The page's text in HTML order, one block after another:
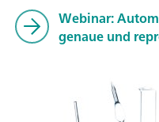
Webinar:
genaue und